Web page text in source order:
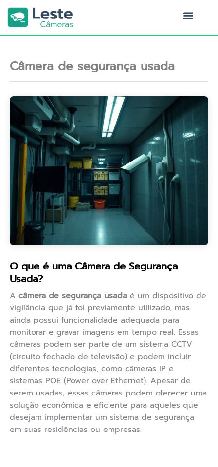
para
conteúdo
Câmera de segurança usada
O que é uma Câmera de Segurança
Usada?
A câmera de segurança usada é um dispositivo de
vigilância que já foi previamente utilizado, mas
ainda possui funcionalidade adequada para
monitorar e gravar imagens em tempo real. Essas
câmeras podem ser parte de um sistema CCTV
(circuito fechado de televisão) e podem incluir
diferentes tecnologias, como câmeras IP e
sistemas POE (Power over Ethernet). Apesar de
serem usadas, essas câmeras podem oferecer uma
solução econômica e eficiente para aqueles que
desejam implementar um sistema de segurança
em suas residências ou empresas.